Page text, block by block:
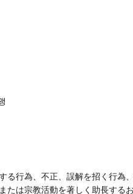
る行為、不正、誤解を招く行為
たは宗教活動を著しく助長する